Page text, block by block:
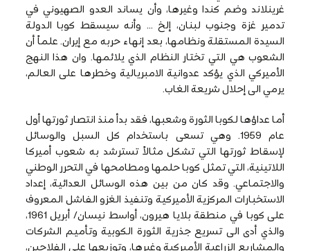
غرينلاند وضم كندا وغيرها، وأن يساند العدو الصهيوني في
تدمير غزة وجنوب لبنان، إلخ … وأنه سيسقط كوبا الدولة
السيدة المستقلة ونظامها، بعد إنهاء حربه مع إيران. علماً أن
الشعوب هي التي تختار النظام الذي يلائمها. وان هذا النهج
الأميركي الذي يؤكد عدوانية الامبريالية وخطرها على العالم،
يرمي الى إحلال شريعة الغاب.
أما عداؤها لكوبا الثورة وشعبها، فقد بدأ منذ انتصار ثورتها أول
عام 1959. وهي تسعى باستخدام كل السبل والوسائل
لإسقاط ثورتها التي تشكل مثالاً تسترشد به شعوب أميركا
اللاتينية، التي تمثل كوبا حلمها ومطامحها في التحرر الوطني
والاجتماعي. وقد كان من بين هذه الوسائل العدائية، إعداد
الاستخبارات المركزية الأميركية وتنفيذ الغزو الفاشل المعروف
على كوبا في منطقة بلايا هيرون، أواسط نيسان/ أبريل 1961،
والذي أدى الى تسريع جذرية الثورة الكوبية وتأميم الشركات
والمشاريع الزراعية الأميركية وغيرها، وتوزيعها على الفلاحين،